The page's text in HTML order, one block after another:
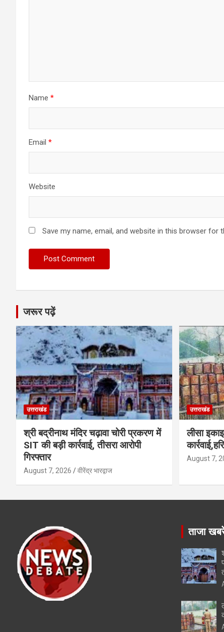
Name *
Email *
Website
Save my name, email, and website in this browser for
जरूर पढ़ें
उत्तराखंड
श्री बद्रीनाथ मंदिर चढ़ावा चोरी प्रकरण में
SIT की बड़ी कार्रवाई, तीसरा आरोपी
गिरफ्तार
August 7, 2026 वीरेंद्र भारद्वाज
उत्तराखंड
लीसा
August 7,
ताजा